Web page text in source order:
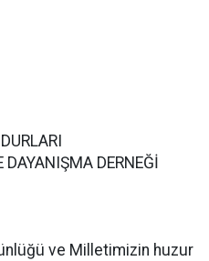
DERNEĞİ
ve Milletimizin huzur